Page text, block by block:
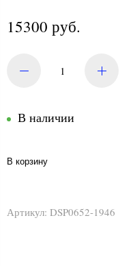
15300 руб.
В наличии
В корзину
Артикул: DSP0652-1946